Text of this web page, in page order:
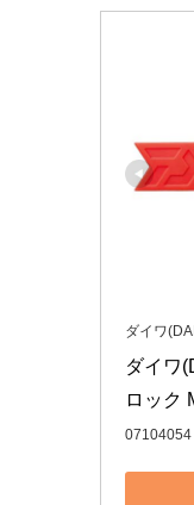
ダイワ
ダイワ
ロック
07104054